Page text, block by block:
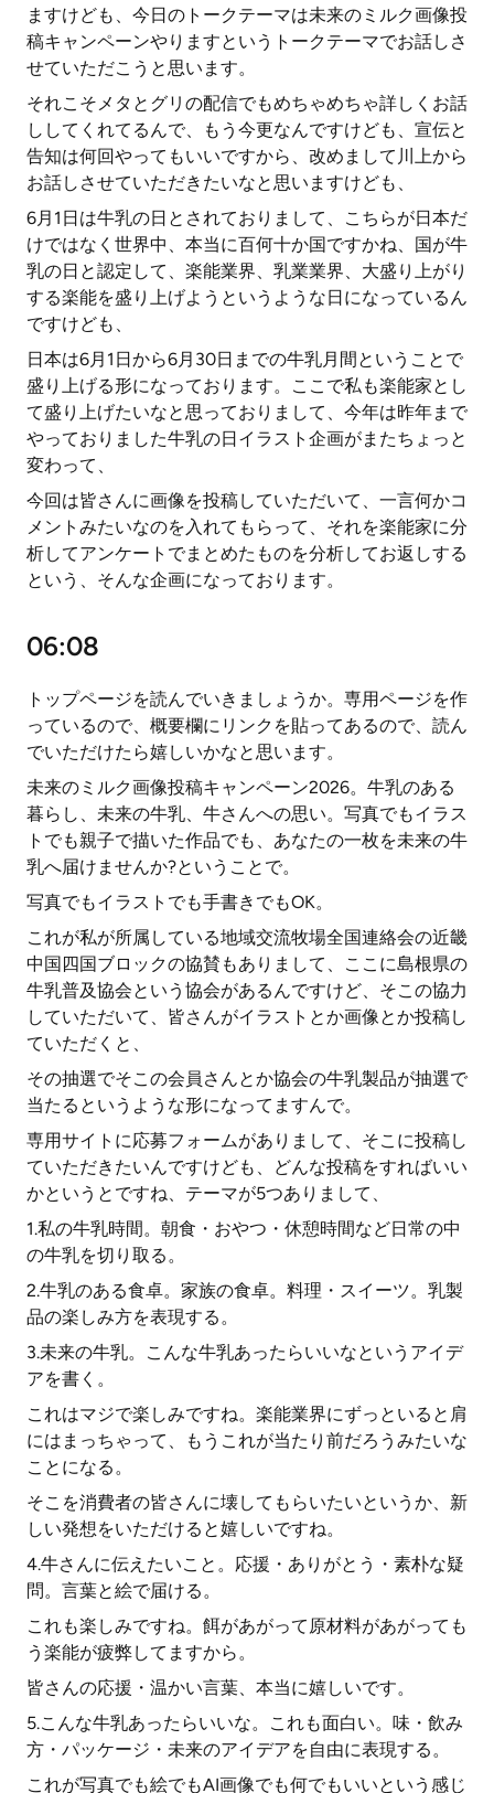
ますけども、今日のトークテーマは未来のミルク画像投
稿キャンペーンやりますというトークテーマでお話しさ
せていただこうと思います。
それこそメタとグリの配信でもめちゃめちゃ詳しくお話
ししてくれてるんで、もう今更なんですけども、宣伝と
告知は何回やってもいいですから、改めまして川上から
お話しさせていただきたいなと思いますけども、
6月1日は牛乳の日とされておりまして、こちらが日本だ
けではなく世界中、本当に百何十か国ですかね、国が牛
乳の日と認定して、楽能業界、乳業業界、大盛り上がり
する楽能を盛り上げようというような日になっているん
ですけども、
日本は6月1日から6月30日までの牛乳月間ということで
盛り上げる形になっております。ここで私も楽能家とし
て盛り上げたいなと思っておりまして、今年は昨年まで
やっておりました牛乳の日イラスト企画がまたちょっと
変わって、
今回は皆さんに画像を投稿していただいて、一言何かコ
メントみたいなのを入れてもらって、それを楽能家に分
析してアンケートでまとめたものを分析してお返しする
という、そんな企画になっております。
06:08
トップページを読んでいきましょうか。専用ページを作
っているので、概要欄にリンクを貼ってあるので、読ん
でいただけたら嬉しいかなと思います。
未来のミルク画像投稿キャンペーン2026。牛乳のある
暮らし、未来の牛乳、牛さんへの思い。写真でもイラス
トでも親子で描いた作品でも、あなたの一枚を未来の牛
乳へ届けませんか?ということで。
写真でもイラストでも手書きでもOK。
これが私が所属している地域交流牧場全国連絡会の近畿
中国四国ブロックの協賛もありまして、ここに島根県の
牛乳普及協会という協会があるんですけど、そこの協力
していただいて、皆さんがイラストとか画像とか投稿し
ていただくと、
その抽選でそこの会員さんとか協会の牛乳製品が抽選で
当たるというような形になってますんで。
専用サイトに応募フォームがありまして、そこに投稿し
ていただきたいんですけども、どんな投稿をすればいい
かというとですね、テーマが5つありまして、
1.私の牛乳時間。朝食・おやつ・休憩時間など日常の中
の牛乳を切り取る。
2.牛乳のある食卓。家族の食卓。料理・スイーツ。乳製
品の楽しみ方を表現する。
3.未来の牛乳。こんな牛乳あったらいいなというアイデ
アを書く。
これはマジで楽しみですね。楽能業界にずっといると肩
にはまっちゃって、もうこれが当たり前だろうみたいな
ことになる。
そこを消費者の皆さんに壊してもらいたいというか、新
しい発想をいただけると嬉しいですね。
4.牛さんに伝えたいこと。応援・ありがとう・素朴な疑
問。言葉と絵で届ける。
これも楽しみですね。餌があがって原材料があがっても
う楽能が疲弊してますから。
皆さんの応援・温かい言葉、本当に嬉しいです。
5.こんな牛乳あったらいいな。これも面白い。味・飲み
方・パッケージ・未来のアイデアを自由に表現する。
これが写真でも絵でもAI画像でも何でもいいという感じ